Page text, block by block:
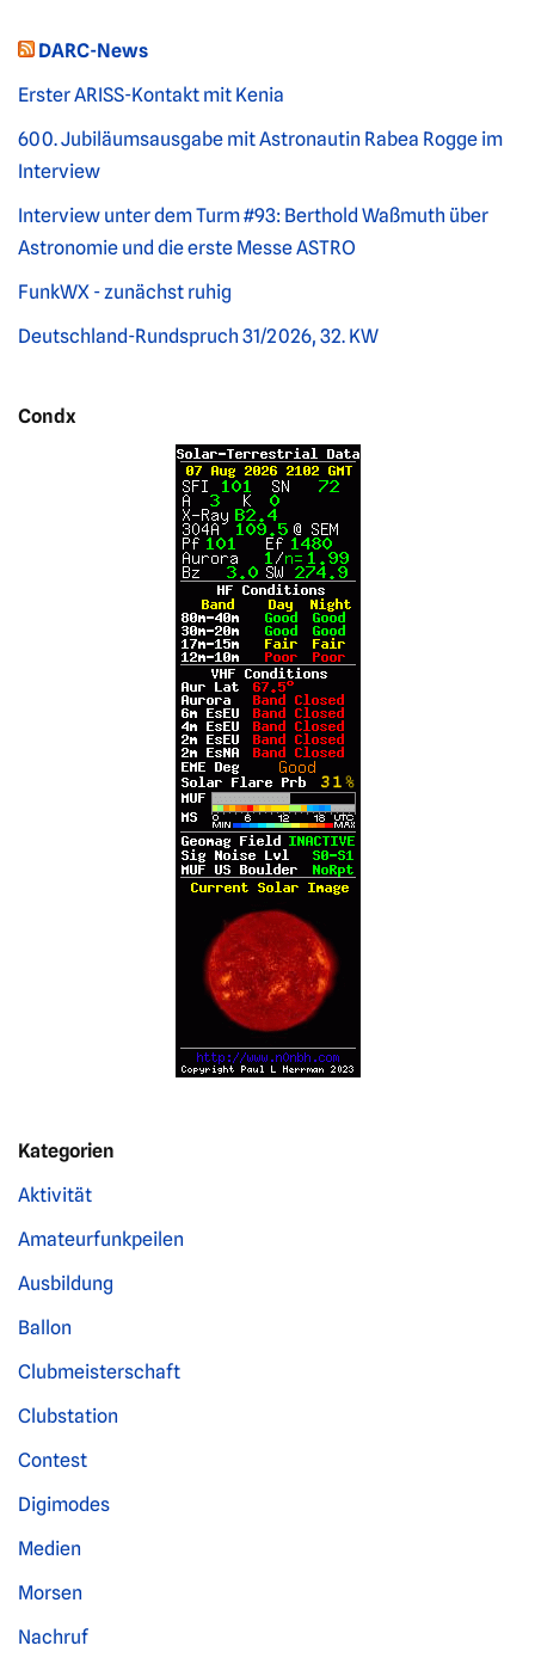
DARC-News
Erster ARISS-Kontakt mit Kenia
600. Jubiläumsausgabe mit Astronautin Rabea Rogge im
Interview
Interview unter dem Turm #93: Berthold Waßmuth über
Astronomie und die erste Messe ASTRO
FunkWX - zunächst ruhig
Deutschland-Rundspruch 31/2026, 32. KW
Condx
Kategorien
Aktivität
Amateurfunkpeilen
Ausbildung
Ballon
Clubmeisterschaft
Clubstation
Contest
Digimodes
Medien
Morsen
Nachruf